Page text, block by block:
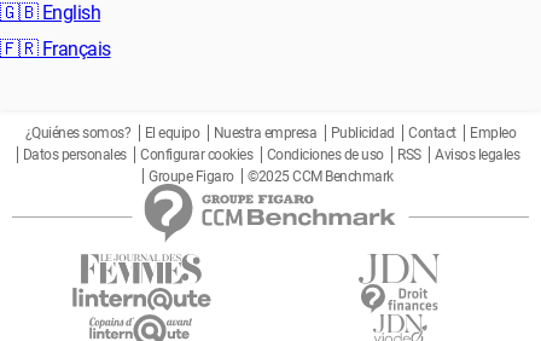
🇬🇧 English
🇫🇷 Français
¿Quiénes somos? El equipo Nuestra empresa Publicidad Contact
Empleo
Datos personales
Configurar cookies Condiciones de uso RSS
Avisos legales
Groupe Figaro
©2025 CCM Benchmark